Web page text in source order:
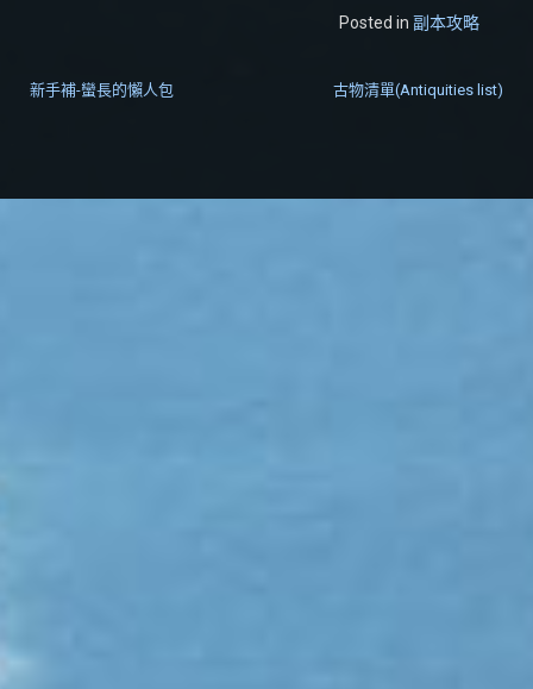
Posted in 副本攻略
文章導覽
新手補-蠻長的懶人包 古物清單(Antiquities list)